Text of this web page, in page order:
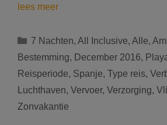
lees meerVertrek
naar
Playa
del
Inglés
(Spanje):
Categorieën
7 Nachten, All Inclusive, Alle,
Bestemming, December 2016,
Reisperiode, Spanje, Type reis,
Luchthaven, Vervoer, Verzorging,
Zonvakantie